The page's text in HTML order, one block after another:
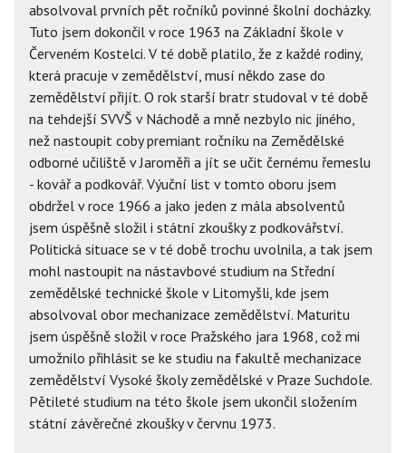
absolvoval prvních pět ročníků povinné školní docházky.
Tuto jsem dokončil v roce 1963 na Základní škole v
Červeném Kostelci. V té době platilo, že z každé rodiny,
která pracuje v zemědělství, musí někdo zase do
zemědělství přijít. O rok starší bratr studoval v té době
na tehdejší SVVŠ v Náchodě a mně nezbylo nic jiného,
než nastoupit coby premiant ročníku na Zemědělské
odborné učiliště v Jaroměři a jít se učit černému řemeslu
- kovář a podkovář. Výuční list v tomto oboru jsem
obdržel v roce 1966 a jako jeden z mála absolventů
jsem úspěšně složil i státní zkoušky z podkovářství.
Politická situace se v té době trochu uvolnila, a tak jsem
mohl nastoupit na nástavbové studium na Střední
zemědělské technické škole v Litomyšli, kde jsem
absolvoval obor mechanizace zemědělství. Maturitu
jsem úspěšně složil v roce Pražského jara 1968, což mi
umožnilo přihlásit se ke studiu na fakultě mechanizace
zemědělství Vysoké školy zemědělské v Praze Suchdole.
Pětileté studium na této škole jsem ukončil složením
státní závěrečné zkoušky v červnu 1973.